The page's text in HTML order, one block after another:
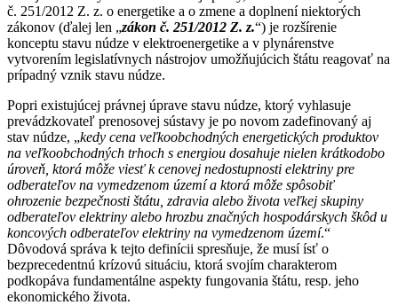
č. 251/2012 Z. z. o energetike a o zmene a doplnení niektorých
zákonov (ďalej len „zákon č. 251/2012 Z. z.“) je rozšírenie
konceptu stavu núdze v elektroenergetike a v plynárenstve
vytvorením legislatívnych nástrojov umožňujúcich štátu reagovať na
prípadný vznik stavu núdze.
Popri existujúcej právnej úprave stavu núdze, ktorý vyhlasuje
prevádzkovateľ prenosovej sústavy je po novom zadefinovaný aj
stav núdze, „kedy cena veľkoobchodných energetických produktov
na veľkoobchodných trhoch s energiou dosahuje nielen krátkodobo
úroveň, ktorá môže viesť k cenovej nedostupnosti elektriny pre
odberateľov na vymedzenom území a ktorá môže spôsobiť
ohrozenie bezpečnosti štátu, zdravia alebo života veľkej skupiny
odberateľov elektriny alebo hrozbu značných hospodárskych škôd u
koncových odberateľov elektriny na vymedzenom území.“
Dôvodová správa k tejto definícii spresňuje, že musí ísť o
bezprecedentnú krízovú situáciu, ktorá svojím charakterom
podkopáva fundamentálne aspekty fungovania štátu, resp. jeho
ekonomického života.